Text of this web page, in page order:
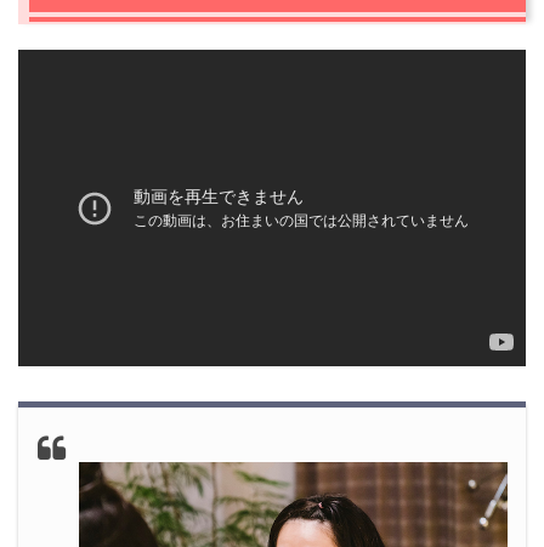
スパイシーポテト！
2.5みのり（芦名星）「私たちはあらゆる命をもらって生
4.『新米姉妹のふたりごはん』他話のネタバレ記事一覧